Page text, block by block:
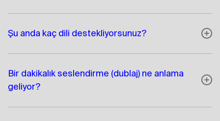
Şu anda kaç dili destekliyorsunuz?
Bir dakikalık seslendirme (dublaj) ne anlama
geliyor?